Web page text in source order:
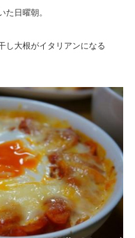
た日曜朝。
し大根がイタリアンになる